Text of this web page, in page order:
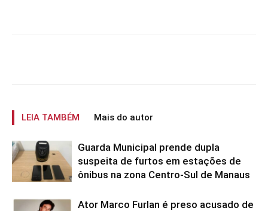
LEIA TAMBÉM Mais do autor
Guarda Municipal prende dupla
suspeita de furtos em estações de
ônibus na zona Centro-Sul de Manaus
Ator Marco Furlan é preso acusado de